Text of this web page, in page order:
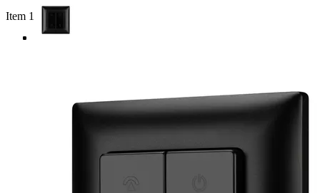
Item 1 of 4